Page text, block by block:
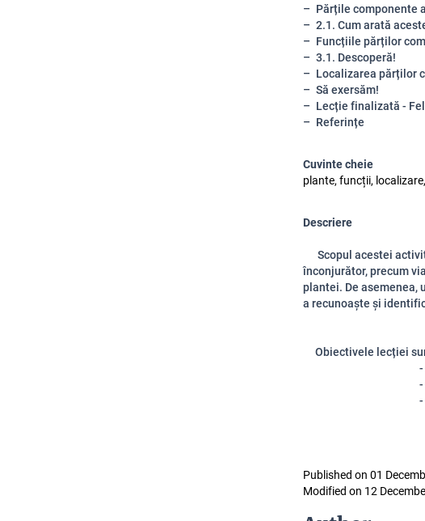
Părțile componente
2.1. Cum arată
Funcțiile părților
3.1. Descoperă!
Localizarea părților
Să exersăm!
Lecție finalizată -
Referințe
Cuvinte cheie
plante, funcții,
Descriere
Scopul acestei
înconjurător, precum
plantei. De asemenea,
a recunoaște și
Obiectivele lecției
- să identifice
- să
Published on 01
Modified on 12